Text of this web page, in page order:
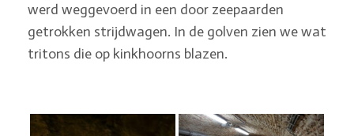
werd weggevoerd in een door zeepaarden
getrokken strijdwagen. In de golven zien we wat
tritons die op kinkhoorns blazen.